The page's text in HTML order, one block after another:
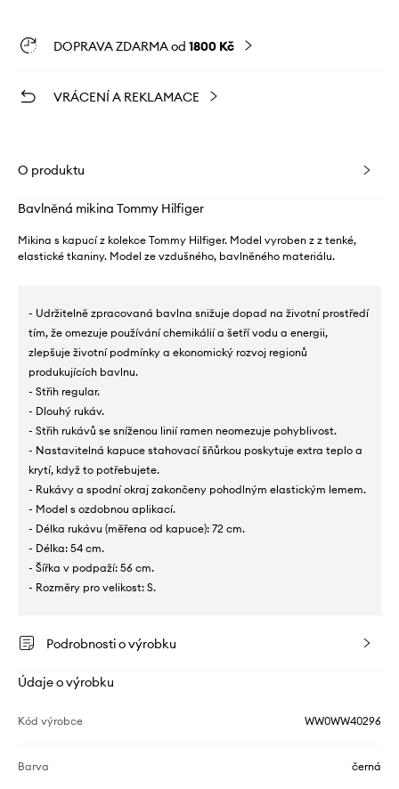
DOPRAVA ZDARMA od 1800 Kč
VRÁCENÍ A REKLAMACE
O produktu
Bavlněná mikina Tommy Hilfiger
Mikina s kapucí z kolekce Tommy Hilfiger. Model vyroben z z tenké,
elastické tkaniny. Model ze vzdušného, ​​bavlněného materiálu.
- Udržitelně zpracovaná bavlna snižuje dopad na životní prostředí
tím, že omezuje používání chemikálií a šetří vodu a energii,
zlepšuje životní podmínky a ekonomický rozvoj regionů
produkujících bavlnu.
- Střih regular.
- Dlouhý rukáv.
- Střih rukávů se sníženou linií ramen neomezuje pohyblivost.
- Nastavitelná kapuce stahovací šňůrkou poskytuje extra teplo a
krytí, když to potřebujete.
- Rukávy a spodní okraj zakončeny pohodlným elastickým lemem.
- Model s ozdobnou aplikací.
- Délka rukávu (měřena od kapuce): 72 cm.
- Délka: 54 cm.
- Šířka v podpaží: 56 cm.
- Rozměry pro velikost: S.
Podrobnosti o výrobku
Údaje o výrobku
Kód výrobce WW0WW40296
Barva černá